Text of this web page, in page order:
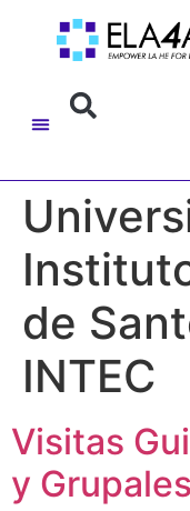
de
INTEC
Visitas
y Grupales